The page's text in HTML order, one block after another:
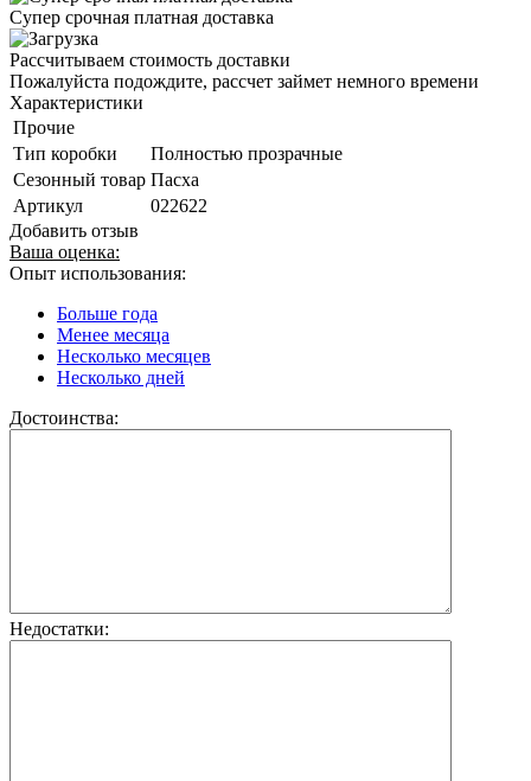
Супер срочная платная доставка
Рассчитываем стоимость доставки
Пожалуйста подождите, рассчет займет немного времени
Характеристики
Прочие
Тип коробки
Полностью прозрачные
Сезонный товар Пасха
Артикул
022622
Добавить отзыв
Ваша оценка:
Опыт использования:
Больше года
Менее месяца
Несколько месяцев
Несколько дней
Достоинства:
Недостатки: